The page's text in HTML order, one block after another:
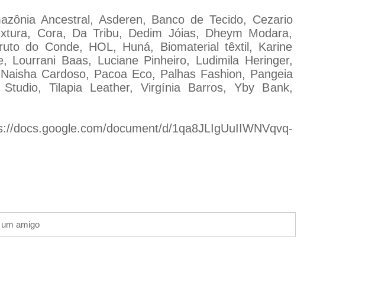
Ancestral, Asderen, Banco de Tecido, Cezario
Cora, Da Tribu, Dedim Jóias, Dheym Modara,
do Conde, HOL, Huná, Biomaterial têxtil, Karine
Baas, Luciane Pinheiro, Ludimila Heringer,
Cardoso, Pacoa Eco, Palhas Fashion, Pangeia
Tilapia Leather, Virgínia Barros, Yby Bank,
docs.google.com/document/d/1qa8JLIgUuIIWNVqvq-
amigo